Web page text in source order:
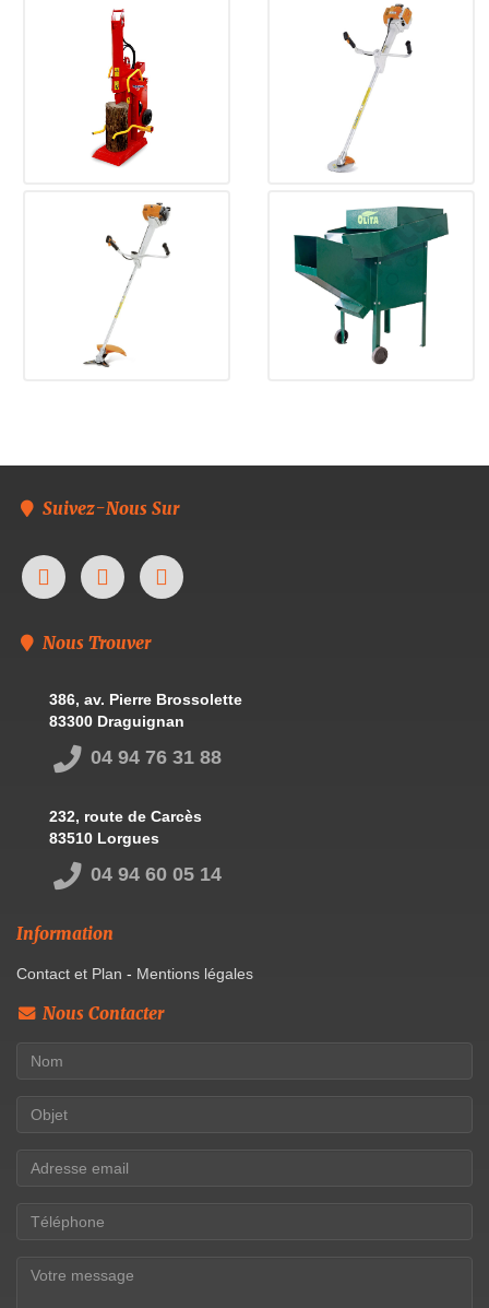
Suivez-Nous Sur
Nous Trouver
386, av. Pierre Brossolette
83300 Draguignan
04 94 76 31 88
232, route de Carcès
83510 Lorgues
04 94 60 05 14
Information
Contact et Plan - Mentions légales
Nous Contacter